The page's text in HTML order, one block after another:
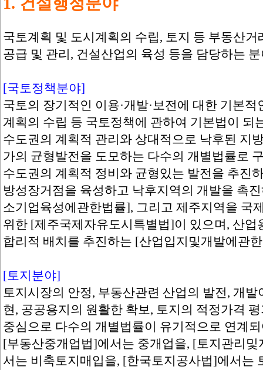
국토계획 및 도시계획의 수립, 토지 등 부동산거
공급 및 관리, 건설산업의 육성 등을 담당하는
[국토정책분야]
국토의 장기적인 이용·개발·보전에 대한 기본
계획의 수립 등 국토정책에 관하여 기본법이 되
수도권의 계획적 관리와 상대적으로 낙후된 지
가의 균형발전을 도모하는 다수의 개별법률로
수도권의 계획적 정비와 균형있는 발전을 추진
방성장거점을 육성하고 낙후지역의 개발을 촉
소기업육성에관한법률], 그리고 제주지역을 국
위한 [제주국제자유도시특별법]이 있으며, 산업
합리적 배치를 추진하는 [산업입지및개발에관
[토지분야]
토지시장의 안정, 부동산관련 산업의 발전, 개
현, 공공용지의 원활한 확보, 토지의 적정가격
중심으로 다수의 개별법률이 유기적으로 연계
[부동산중개업법]에서는 중개업을, [토지관리
서는 비축토지매입을, [한국토지공사법]에서는